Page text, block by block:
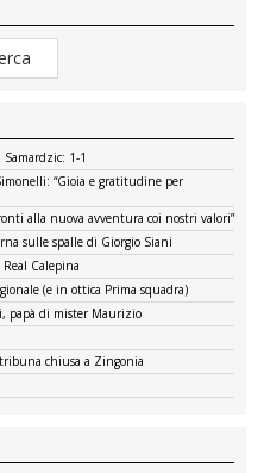
1-1
“Gioia e gratitudine per
alla nuova avventura coi nostri valori”
sulle spalle di Giorgio Siani
Real Calepina
(e in ottica Prima squadra)
papà di mister Maurizio
chiusa a Zingonia